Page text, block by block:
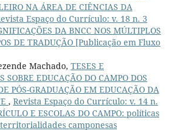
NA ÁREA DE CIÊNCIAS DA
Espaço do Currículo: v. 18 n. 3
DA BNCC NOS MÚLTIPLOS
DE TRADUÇÃO [Publicação em Fluxo
Machado, TESES E
SOBRE EDUCAÇÃO DO CAMPO DOS
PÓS-GRADUAÇÃO EM EDUCAÇÃO DA
, Revista Espaço do Currículo: v. 14 n.
E ESCOLAS DO CAMPO: políticas
camponesas